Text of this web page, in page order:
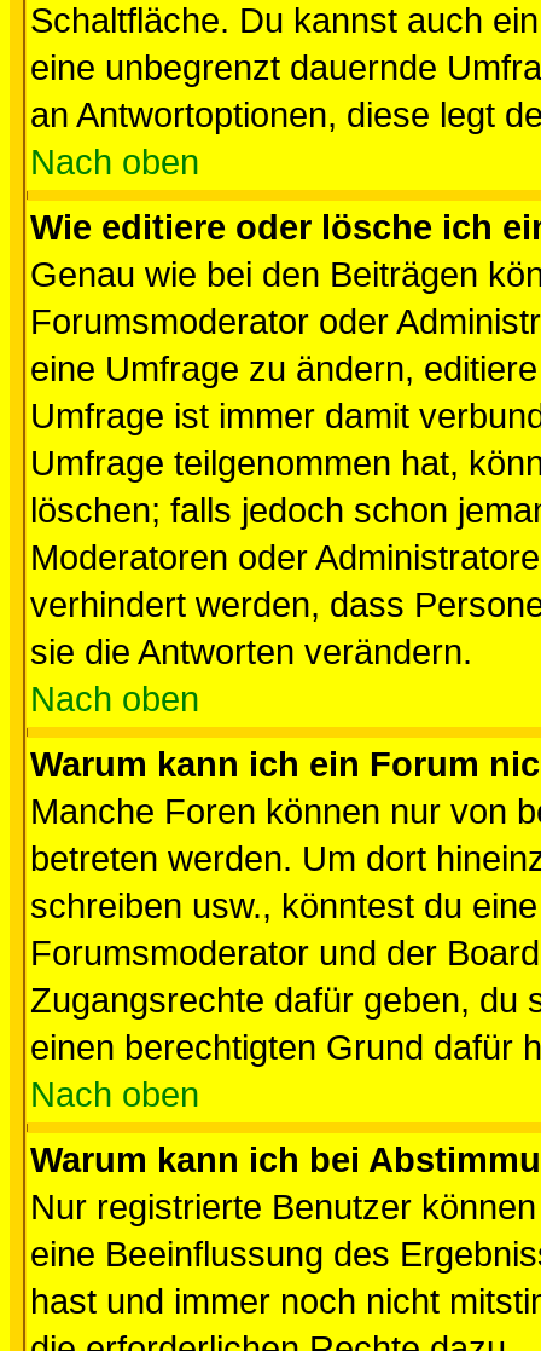
Schaltfläche. Du kannst auch
eine unbegrenzt dauernde
an Antwortoptionen, diese legt
Nach oben
Wie editiere oder lösche ich
Genau wie bei den Beiträgen
Forumsmoderator oder
eine Umfrage zu ändern,
Umfrage ist immer damit
Umfrage teilgenommen hat,
löschen; falls jedoch schon
Moderatoren oder
verhindert werden, dass
sie die Antworten verändern.
Nach oben
Warum kann ich ein Forum
Manche Foren können nur von
betreten werden. Um dort
schreiben usw., könntest du
Forumsmoderator und der
Zugangsrechte dafür geben, du
einen berechtigten Grund dafür
Nach oben
Warum kann ich bei
Nur registrierte Benutzer
eine Beeinflussung des
hast und immer noch nicht